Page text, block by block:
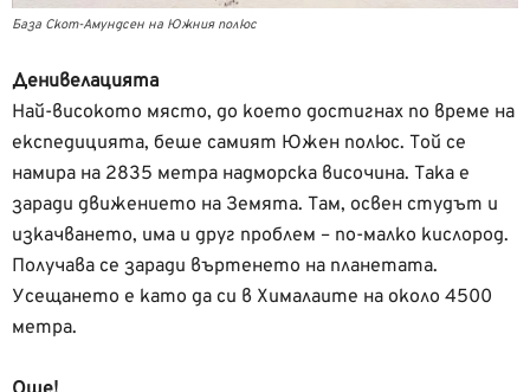
База Скот-Амундсен на Южния полюс
Денивелацията
Най-високото място, до което достигнах по време на
експедицията, беше самият Южен полюс. Той се
намира на 2835 метра надморска височина. Така е
заради движението на Земята. Там, освен студът и
изкачването, има и друг проблем – по-малко кислород.
Получава се заради въртенето на планетата.
Усещането е като да си в Хималаите на около 4500
метра.